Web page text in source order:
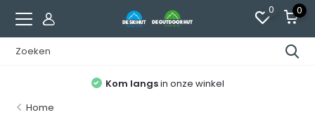
0 0
Kom langsin onze winkel
Home